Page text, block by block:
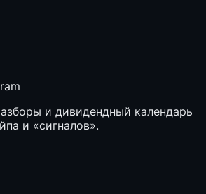
и дивидендный календарь
и «сигналов».